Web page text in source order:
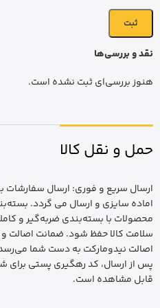
نقد و بررسی‌ها
هنوز بررسی‌ای ثبت نشده است.
حمل و نقل کالا
اماده سایزی و ارسال می گردد.
محصولات با بسته‌بندی ضربه‌گیر و
سلامت کالا حفظ شود. ضمانت اصالت
اصالت نیدومارکت به دست شما
پس از ارسال، کد رهگیری پستی برای
قابل مشاهده است.